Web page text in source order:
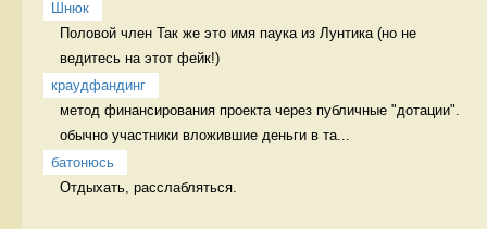
Шнюк
Половой член Так же это имя паука из Лунтика (но не
ведитесь на этот фейк!)
краудфандинг
метод финансирования проекта через публичные "дотации".
обычно участники вложившие деньги в та...
батонюсь
Отдыхать, расслабляться.